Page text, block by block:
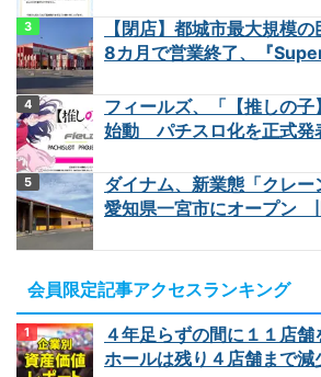
【閉店】都城市最大規模
8カ月で営業終了、『
フィールズ、「【推しの子
始動 パチスロ化を正式発
ダイナム、新業態「クレ
愛知県一宮市にオープン
会員限定記事アクセスランキング
４年足らずの間に１１店
ホールは残り４店舗まで